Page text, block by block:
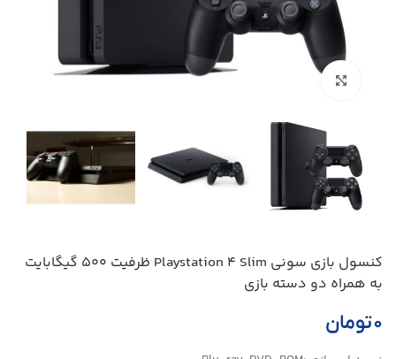
کنسول بازی سونی Playstation 4 Slim ظرفیت 500 گیگابایت
به همراه دو دسته بازی
۰تومان